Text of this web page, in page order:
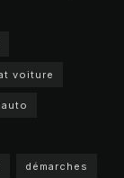
voiture
démarches